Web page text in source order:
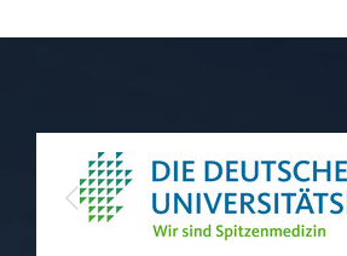
Previous